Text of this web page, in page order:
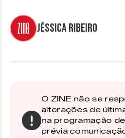
Jéssica Ribeiro
O ZINE não se
alterações de
na programação
prévia